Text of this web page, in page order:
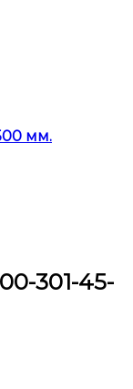
мм.
301-45-